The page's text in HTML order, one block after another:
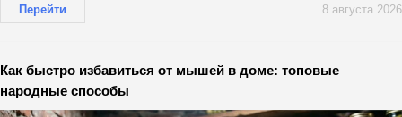
Перейти 8 августа 2026
Как быстро избавиться от мышей в доме: топовые
народные способы